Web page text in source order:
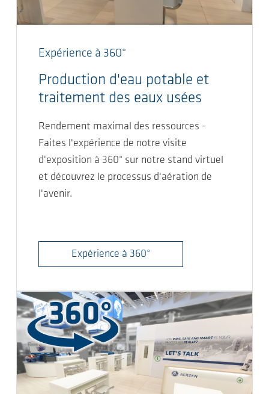
Expérience à 360°
Production d'eau potable et
traitement des eaux usées
Rendement maximal des ressources -
Faites l'expérience de notre visite
d'exposition à 360° sur notre stand virtuel
et découvrez le processus d'aération de
l'avenir.
Expérience à 360°